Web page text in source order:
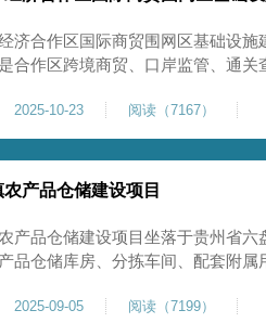
济合作区国际商贸围网区基础设施
合作区跨境商贸、口岸监管、通关
，通过全场地强夯提升地基承载力
构）筑物及重型作业场地使
2025-10-23 阅读（7167）
产品仓储建设项目
产品仓储建设项目坐落于贵州省六
品仓储库房、分拣车间、配套附属
均匀性不足。农产品仓储建筑需长
2025-09-05 阅读（7199）